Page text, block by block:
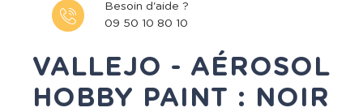
Besoin d'aide ?
09 50 10 80 10
VALLEJO - AÉROSOL
HOBBY PAINT : NOIR